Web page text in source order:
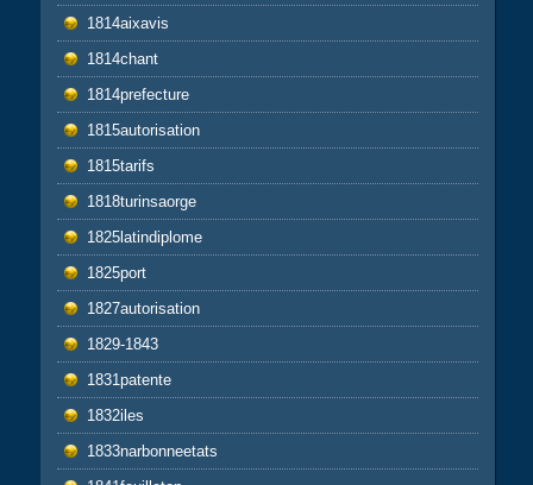
1814aixavis
1814chant
1814prefecture
1815autorisation
1815tarifs
1818turinsaorge
1825latindiplome
1825port
1827autorisation
1829-1843
1831patente
1832iles
1833narbonneetats